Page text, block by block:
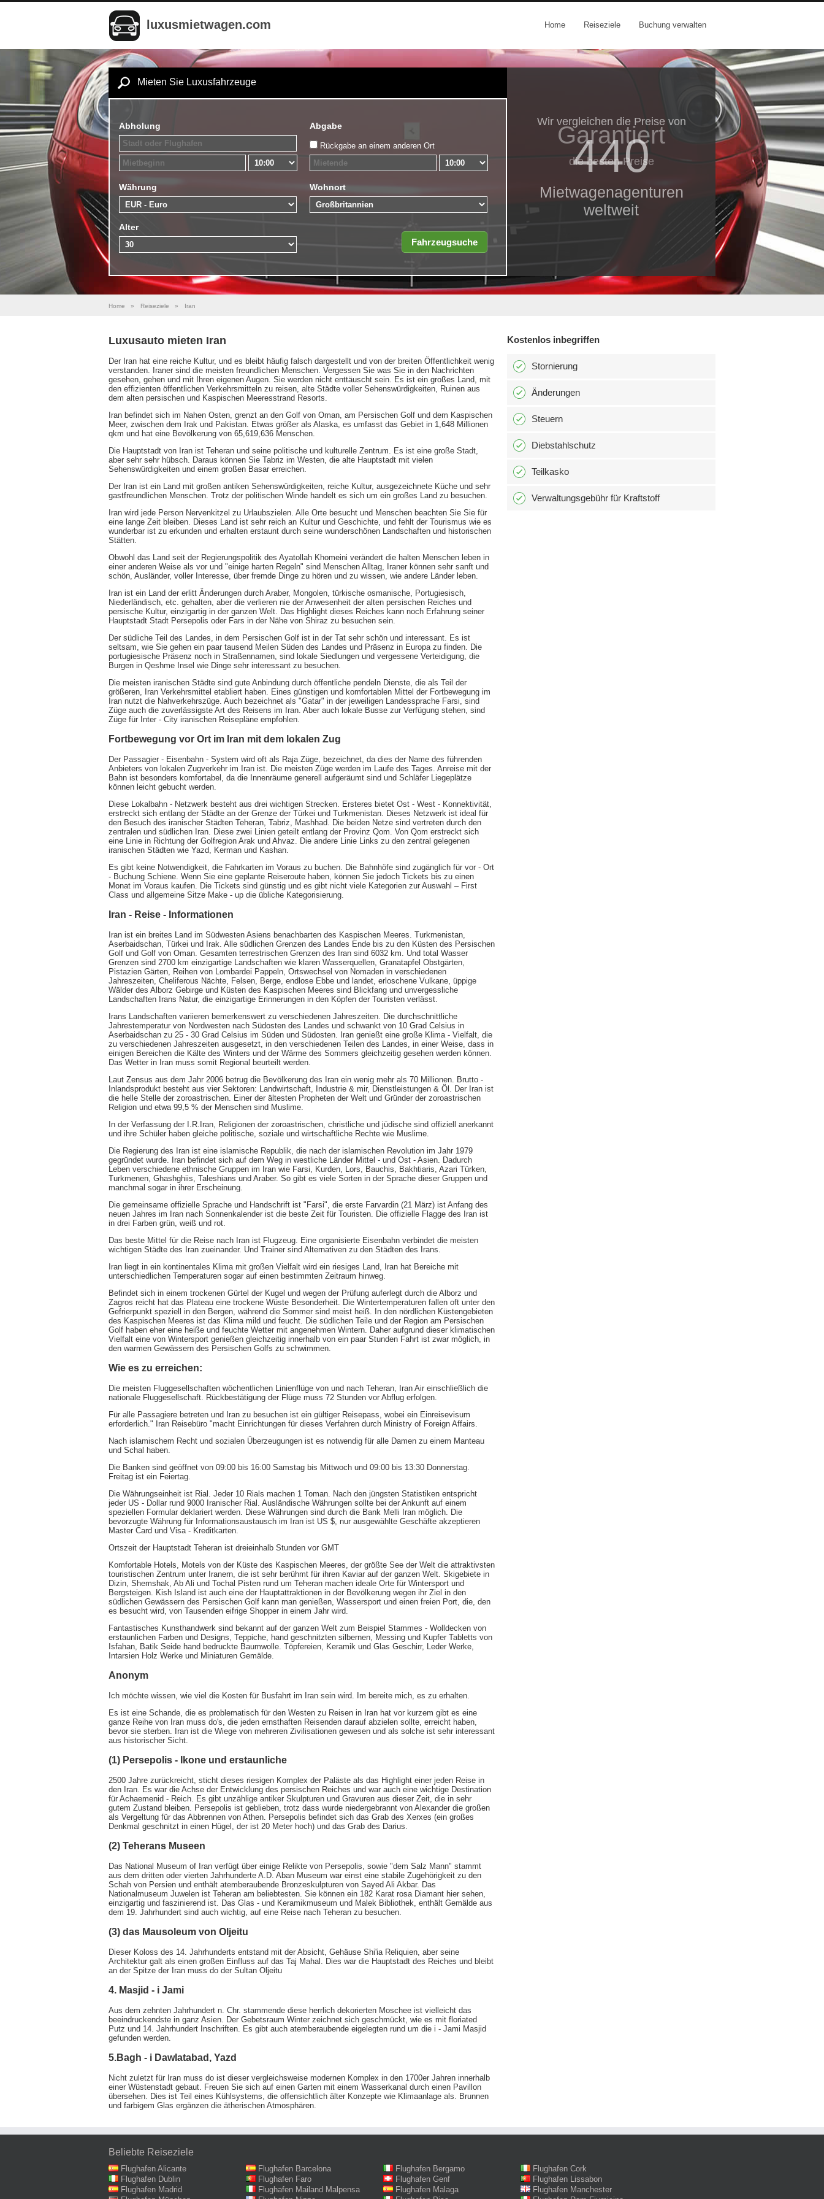
luxusmietwagen.com Home Reiseziele Buchung verwalten
Mieten Sie Luxusfahrzeuge
Abholung Abgabe
Rückgabe an einem anderen Ort
Währung Wohnort
Alter
Garantiert
die besten Preise
Home » Reiseziele » Iran
Luxusauto mieten Iran
Der Iran hat eine reiche Kultur, und es bleibt häufig falsch dargestellt und von der breiten Öffentlichkeit wenig
verstanden. Iraner sind die meisten freundlichen Menschen. Vergessen Sie was Sie in den Nachrichten
gesehen, gehen und mit Ihren eigenen Augen. Sie werden nicht enttäuscht sein. Es ist ein großes Land, mit
den effizienten öffentlichen Verkehrsmitteln zu reisen, alte Städte voller Sehenswürdigkeiten, Ruinen aus
dem alten persischen und Kaspischen Meeresstrand Resorts.
Iran befindet sich im Nahen Osten, grenzt an den Golf von Oman, am Persischen Golf und dem Kaspischen
Meer, zwischen dem Irak und Pakistan. Etwas größer als Alaska, es umfasst das Gebiet in 1,648 Millionen
qkm und hat eine Bevölkerung von 65,619,636 Menschen.
Die Hauptstadt von Iran ist Teheran und seine politische und kulturelle Zentrum. Es ist eine große Stadt,
aber sehr sehr hübsch. Daraus können Sie Tabriz im Westen, die alte Hauptstadt mit vielen
Sehenswürdigkeiten und einem großen Basar erreichen.
Der Iran ist ein Land mit großen antiken Sehenswürdigkeiten, reiche Kultur, ausgezeichnete Küche und sehr
gastfreundlichen Menschen. Trotz der politischen Winde handelt es sich um ein großes Land zu besuchen.
Iran wird jede Person Nervenkitzel zu Urlaubszielen. Alle Orte besucht und Menschen beachten Sie Sie für
eine lange Zeit bleiben. Dieses Land ist sehr reich an Kultur und Geschichte, und fehlt der Tourismus wie es
wunderbar ist zu erkunden und erhalten erstaunt durch seine wunderschönen Landschaften und historischen
Stätten.
Obwohl das Land seit der Regierungspolitik des Ayatollah Khomeini verändert die halten Menschen leben in
einer anderen Weise als vor und "einige harten Regeln" sind Menschen Alltag, Iraner können sehr sanft und
schön, Ausländer, voller Interesse, über fremde Dinge zu hören und zu wissen, wie andere Länder leben.
Iran ist ein Land der erlitt Änderungen durch Araber, Mongolen, türkische osmanische, Portugiesisch,
Niederländisch, etc. gehalten, aber die verlieren nie der Anwesenheit der alten persischen Reiches und
persische Kultur, einzigartig in der ganzen Welt. Das Highlight dieses Reiches kann noch Erfahrung seiner
Hauptstadt Stadt Persepolis oder Fars in der Nähe von Shiraz zu besuchen sein.
Der südliche Teil des Landes, in dem Persischen Golf ist in der Tat sehr schön und interessant. Es ist
seltsam, wie Sie gehen ein paar tausend Meilen Süden des Landes und Präsenz in Europa zu finden. Die
portugiesische Präsenz noch in Straßennamen, sind lokale Siedlungen und vergessene Verteidigung, die
Burgen in Qeshme Insel wie Dinge sehr interessant zu besuchen.
Die meisten iranischen Städte sind gute Anbindung durch öffentliche pendeln Dienste, die als Teil der
größeren, Iran Verkehrsmittel etabliert haben. Eines günstigen und komfortablen Mittel der Fortbewegung im
Iran nutzt die Nahverkehrszüge. Auch bezeichnet als "Gatar" in der jeweiligen Landessprache Farsi, sind
Züge auch die zuverlässigste Art des Reisens im Iran. Aber auch lokale Busse zur Verfügung stehen, sind
Züge für Inter - City iranischen Reisepläne empfohlen.
Fortbewegung vor Ort im Iran mit dem lokalen Zug
Der Passagier - Eisenbahn - System wird oft als Raja Züge, bezeichnet, da dies der Name des führenden
Anbieters von lokalen Zugverkehr im Iran ist. Die meisten Züge werden im Laufe des Tages. Anreise mit der
Bahn ist besonders komfortabel, da die Innenräume generell aufgeräumt sind und Schläfer Liegeplätze
können leicht gebucht werden.
Diese Lokalbahn - Netzwerk besteht aus drei wichtigen Strecken. Ersteres bietet Ost - West - Konnektivität,
erstreckt sich entlang der Städte an der Grenze der Türkei und Turkmenistan. Dieses Netzwerk ist ideal für
den Besuch des iranischer Städten Teheran, Tabriz, Mashhad. Die beiden Netze sind vertreten durch den
zentralen und südlichen Iran. Diese zwei Linien geteilt entlang der Provinz Qom. Von Qom erstreckt sich
eine Linie in Richtung der Golfregion Arak und Ahvaz. Die andere Linie Links zu den zentral gelegenen
iranischen Städten wie Yazd, Kerman und Kashan.
Es gibt keine Notwendigkeit, die Fahrkarten im Voraus zu buchen. Die Bahnhöfe sind zugänglich für vor - Ort
- Buchung Schiene. Wenn Sie eine geplante Reiseroute haben, können Sie jedoch Tickets bis zu einen
Monat im Voraus kaufen. Die Tickets sind günstig und es gibt nicht viele Kategorien zur Auswahl – First
Class und allgemeine Sitze Make - up die übliche Kategorisierung.
Iran - Reise - Informationen
Iran ist ein breites Land im Südwesten Asiens benachbarten des Kaspischen Meeres. Turkmenistan,
Aserbaidschan, Türkei und Irak. Alle südlichen Grenzen des Landes Ende bis zu den Küsten des Persischen
Golf und Golf von Oman. Gesamten terrestrischen Grenzen des Iran sind 6032 km. Und total Wasser
Grenzen sind 2700 km einzigartige Landschaften wie klaren Wasserquellen, Granatapfel Obstgärten,
Pistazien Gärten, Reihen von Lombardei Pappeln, Ortswechsel von Nomaden in verschiedenen
Jahreszeiten, Cheliferous Nächte, Felsen, Berge, endlose Ebbe und landet, erloschene Vulkane, üppige
Wälder des Alborz Gebirge und Küsten des Kaspischen Meeres sind Blickfang und unvergessliche
Landschaften Irans Natur, die einzigartige Erinnerungen in den Köpfen der Touristen verlässt.
Irans Landschaften variieren bemerkenswert zu verschiedenen Jahreszeiten. Die durchschnittliche
Jahrestemperatur von Nordwesten nach Südosten des Landes und schwankt von 10 Grad Celsius in
Aserbaidschan zu 25 - 30 Grad Celsius im Süden und Südosten. Iran genießt eine große Klima - Vielfalt, die
zu verschiedenen Jahreszeiten ausgesetzt, in den verschiedenen Teilen des Landes, in einer Weise, dass in
einigen Bereichen die Kälte des Winters und der Wärme des Sommers gleichzeitig gesehen werden können.
Das Wetter in Iran muss somit Regional beurteilt werden.
Laut Zensus aus dem Jahr 2006 betrug die Bevölkerung des Iran ein wenig mehr als 70 Millionen. Brutto -
Inlandsprodukt besteht aus vier Sektoren: Landwirtschaft, Industrie & mir, Dienstleistungen & Öl. Der Iran ist
die helle Stelle der zoroastrischen. Einer der ältesten Propheten der Welt und Gründer der zoroastrischen
Religion und etwa 99,5 % der Menschen sind Muslime.
In der Verfassung der I.R.Iran, Religionen der zoroastrischen, christliche und jüdische sind offiziell anerkannt
und ihre Schüler haben gleiche politische, soziale und wirtschaftliche Rechte wie Muslime.
Die Regierung des Iran ist eine islamische Republik, die nach der islamischen Revolution im Jahr 1979
gegründet wurde. Iran befindet sich auf dem Weg in westliche Länder Mittel - und Ost - Asien. Dadurch
Leben verschiedene ethnische Gruppen im Iran wie Farsi, Kurden, Lors, Bauchis, Bakhtiaris, Azari Türken,
Turkmenen, Ghashghiis, Taleshians und Araber. So gibt es viele Sorten in der Sprache dieser Gruppen und
manchmal sogar in ihrer Erscheinung.
Die gemeinsame offizielle Sprache und Handschrift ist "Farsi", die erste Farvardin (21 März) ist Anfang des
neuen Jahres im Iran nach Sonnenkalender ist die beste Zeit für Touristen. Die offizielle Flagge des Iran ist
in drei Farben grün, weiß und rot.
Das beste Mittel für die Reise nach Iran ist Flugzeug. Eine organisierte Eisenbahn verbindet die meisten
wichtigen Städte des Iran zueinander. Und Trainer sind Alternativen zu den Städten des Irans.
Iran liegt in ein kontinentales Klima mit großen Vielfalt wird ein riesiges Land, Iran hat Bereiche mit
unterschiedlichen Temperaturen sogar auf einen bestimmten Zeitraum hinweg.
Befindet sich in einem trockenen Gürtel der Kugel und wegen der Prüfung auferlegt durch die Alborz und
Zagros reicht hat das Plateau eine trockene Wüste Besonderheit. Die Wintertemperaturen fallen oft unter den
Gefrierpunkt speziell in den Bergen, während die Sommer sind meist heiß. In den nördlichen Küstengebieten
des Kaspischen Meeres ist das Klima mild und feucht. Die südlichen Teile und der Region am Persischen
Golf haben eher eine heiße und feuchte Wetter mit angenehmen Wintern. Daher aufgrund dieser klimatischen
Vielfalt eine von Wintersport genießen gleichzeitig innerhalb von ein paar Stunden Fahrt ist zwar möglich, in
den warmen Gewässern des Persischen Golfs zu schwimmen.
Wie es zu erreichen:
Die meisten Fluggesellschaften wöchentlichen Linienflüge von und nach Teheran, Iran Air einschließlich die
nationale Fluggesellschaft. Rückbestätigung der Flüge muss 72 Stunden vor Abflug erfolgen.
Für alle Passagiere betreten und Iran zu besuchen ist ein gültiger Reisepass, wobei ein Einreisevisum
erforderlich." Iran Reisebüro "macht Einrichtungen für dieses Verfahren durch Ministry of Foreign Affairs.
Nach islamischem Recht und sozialen Überzeugungen ist es notwendig für alle Damen zu einem Manteau
und Schal haben.
Die Banken sind geöffnet von 09:00 bis 16:00 Samstag bis Mittwoch und 09:00 bis 13:30 Donnerstag.
Freitag ist ein Feiertag.
Die Währungseinheit ist Rial. Jeder 10 Rials machen 1 Toman. Nach den jüngsten Statistiken entspricht
jeder US - Dollar rund 9000 Iranischer Rial. Ausländische Währungen sollte bei der Ankunft auf einem
speziellen Formular deklariert werden. Diese Währungen sind durch die Bank Melli Iran möglich. Die
bevorzugte Währung für Informationsaustausch im Iran ist US $, nur ausgewählte Geschäfte akzeptieren
Master Card und Visa - Kreditkarten.
Ortszeit der Hauptstadt Teheran ist dreieinhalb Stunden vor GMT
Komfortable Hotels, Motels von der Küste des Kaspischen Meeres, der größte See der Welt die attraktivsten
touristischen Zentrum unter Iranern, die ist sehr berühmt für ihren Kaviar auf der ganzen Welt. Skigebiete in
Dizin, Shemshak, Ab Ali und Tochal Pisten rund um Teheran machen ideale Orte für Wintersport und
Bergsteigen. Kish Island ist auch eine der Hauptattraktionen in der Bevölkerung wegen ihr Ziel in den
südlichen Gewässern des Persischen Golf kann man genießen, Wassersport und einen freien Port, die, den
es besucht wird, von Tausenden eifrige Shopper in einem Jahr wird.
Fantastisches Kunsthandwerk sind bekannt auf der ganzen Welt zum Beispiel Stammes - Wolldecken von
erstaunlichen Farben und Designs, Teppiche, hand geschnitzten silbernen, Messing und Kupfer Tabletts von
Isfahan, Batik Seide hand bedruckte Baumwolle. Töpfereien, Keramik und Glas Geschirr, Leder Werke,
Intarsien Holz Werke und Miniaturen Gemälde.
Anonym
Ich möchte wissen, wie viel die Kosten für Busfahrt im Iran sein wird. Im bereite mich, es zu erhalten.
Es ist eine Schande, die es problematisch für den Westen zu Reisen in Iran hat vor kurzem gibt es eine
ganze Reihe von Iran muss do's, die jeden ernsthaften Reisenden darauf abzielen sollte, erreicht haben,
bevor sie sterben. Iran ist die Wiege von mehreren Zivilisationen gewesen und als solche ist sehr interessant
aus historischer Sicht.
(1) Persepolis - Ikone und erstaunliche
2500 Jahre zurückreicht, sticht dieses riesigen Komplex der Paläste als das Highlight einer jeden Reise in
den Iran. Es war die Achse der Entwicklung des persischen Reiches und war auch eine wichtige Destination
für Achaemenid - Reich. Es gibt unzählige antiker Skulpturen und Gravuren aus dieser Zeit, die in sehr
gutem Zustand bleiben. Persepolis ist geblieben, trotz dass wurde niedergebrannt von Alexander die großen
als Vergeltung für das Abbrennen von Athen. Persepolis befindet sich das Grab des Xerxes (ein großes
Denkmal geschnitzt in einen Hügel, der ist 20 Meter hoch) und das Grab des Darius.
(2) Teherans Museen
Das National Museum of Iran verfügt über einige Relikte von Persepolis, sowie "dem Salz Mann" stammt
aus dem dritten oder vierten Jahrhunderte A.D. Aban Museum war einst eine stabile Zugehörigkeit zu den
Schah von Persien und enthält atemberaubende Bronzeskulpturen von Sayed Ali Akbar. Das
Nationalmuseum Juwelen ist Teheran am beliebtesten. Sie können ein 182 Karat rosa Diamant hier sehen,
einzigartig und faszinierend ist. Das Glas - und Keramikmuseum und Malek Bibliothek, enthält Gemälde aus
dem 19. Jahrhundert sind auch wichtig, auf eine Reise nach Teheran zu besuchen.
(3) das Mausoleum von Oljeitu
Dieser Koloss des 14. Jahrhunderts entstand mit der Absicht, Gehäuse Shi'ia Reliquien, aber seine
Architektur galt als einen großen Einfluss auf das Taj Mahal. Dies war die Hauptstadt des Reiches und bleibt
an der Spitze der Iran muss do der Sultan Oljeitu
4. Masjid - i Jami
Aus dem zehnten Jahrhundert n. Chr. stammende diese herrlich dekorierten Moschee ist vielleicht das
beeindruckendste in ganz Asien. Der Gebetsraum Winter zeichnet sich geschmückt, wie es mit floriated
Putz und 14. Jahrhundert Inschriften. Es gibt auch atemberaubende eigelegten rund um die i - Jami Masjid
gefunden werden.
5.Bagh - i Dawlatabad, Yazd
Nicht zuletzt für Iran muss do ist dieser vergleichsweise modernen Komplex in den 1700er Jahren innerhalb
einer Wüstenstadt gebaut. Freuen Sie sich auf einen Garten mit einem Wasserkanal durch einen Pavillon
übersehen. Dies ist Teil eines Kühlsystems, die offensichtlich älter Konzepte wie Klimaanlage als. Brunnen
und farbigem Glas ergänzen die ätherischen Atmosphären.
Kostenlos inbegriffen
Stornierung
Änderungen
Steuern
Diebstahlschutz
Teilkasko
Verwaltungsgebühr für Kraftstoff
Beliebte Reiseziele
Flughafen Alicante Flughafen Barcelona Flughafen Bergamo
Flughafen Cork
Flughafen Dublin
Flughafen Faro Flughafen Genf
Flughafen Lissabon
Flughafen Madrid
Flughafen Mailand Malpensa Flughafen Malaga
Flughafen Manchester